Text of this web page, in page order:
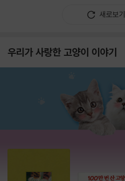
새로보기
우리가 사랑한 고양이 이야기